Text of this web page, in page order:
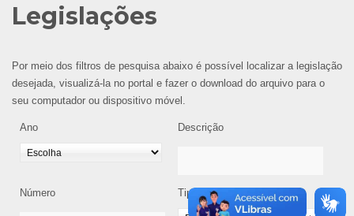
Legislações
Por meio dos filtros de pesquisa abaixo é possível localizar a legislação
desejada, visualizá-la no portal e fazer o download do arquivo para o
seu computador ou dispositivo móvel.
Ano Descrição
Número Tipo de Legislação